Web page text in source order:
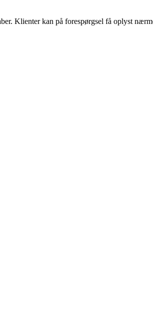
Klienter kan på forespørgsel få oplyst